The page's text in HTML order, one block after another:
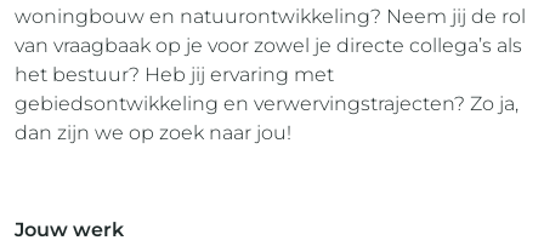
woningbouw en natuurontwikkeling? Neem jij de rol
van vraagbaak op je voor zowel je directe collega’s als
het bestuur? Heb jij ervaring met
gebiedsontwikkeling en verwervingstrajecten? Zo ja,
dan zijn we op zoek naar jou!
Jouw werk